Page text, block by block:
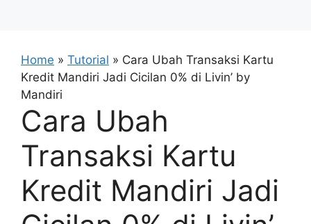
Home » Tutorial » Cara Ubah Transaksi Kartu
Kredit Mandiri Jadi Cicilan 0% di Livin’ by
Mandiri
Cara Ubah
Transaksi Kartu
Kredit Mandiri Jadi